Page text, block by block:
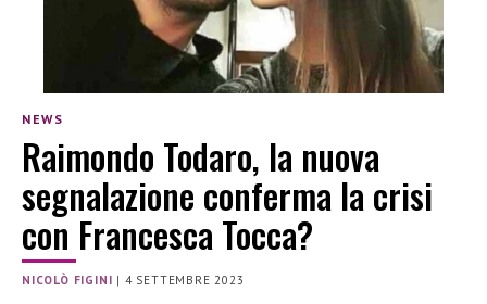
NEWS
Raimondo Todaro, la nuova
segnalazione conferma la crisi
con Francesca Tocca?
NICOLÒ FIGINI | 4 SETTEMBRE 2023